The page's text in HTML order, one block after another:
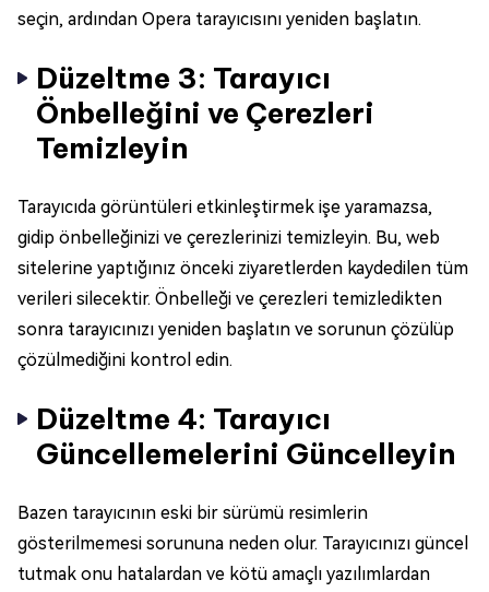
seçin, ardından Opera tarayıcısını yeniden başlatın.
Düzeltme 3: Tarayıcı
Önbelleğini ve Çerezleri
Temizleyin
Tarayıcıda görüntüleri etkinleştirmek işe yaramazsa,
gidip önbelleğinizi ve çerezlerinizi temizleyin. Bu, web
sitelerine yaptığınız önceki ziyaretlerden kaydedilen tüm
verileri silecektir. Önbelleği ve çerezleri temizledikten
sonra tarayıcınızı yeniden başlatın ve sorunun çözülüp
çözülmediğini kontrol edin.
Düzeltme 4: Tarayıcı
Güncellemelerini Güncelleyin
Bazen tarayıcının eski bir sürümü resimlerin
gösterilmemesi sorununa neden olur. Tarayıcınızı güncel
tutmak onu hatalardan ve kötü amaçlı yazılımlardan